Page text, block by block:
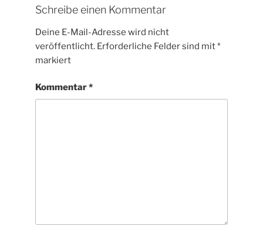
Schreibe einen Kommentar
Deine E-Mail-Adresse wird nicht
veröffentlicht. Erforderliche Felder sind mit*
markiert
Kommentar*